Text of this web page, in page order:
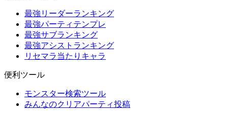
最強リーダーランキング
最強パーティテンプレ
最強サブランキング
最強アシストランキング
リセマラ当たりキャラ
便利ツール
モンスター検索ツール
みんなのクリアパーティ投稿